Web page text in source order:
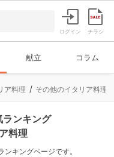
ログイン チラシ
献立 コラム
ア料理 その他のイタリア料理
ランキング
料理
キングページです。